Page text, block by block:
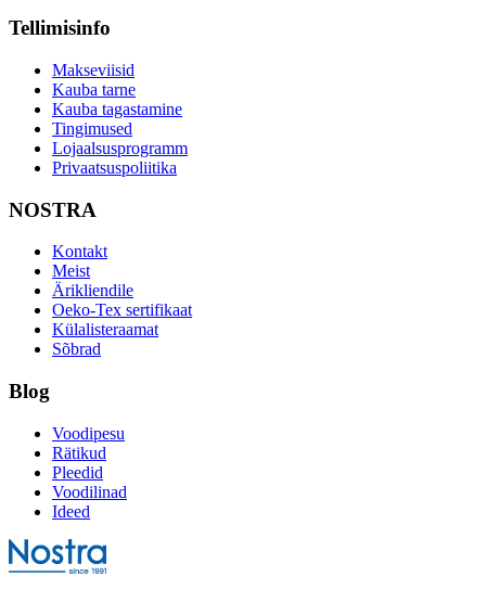
Tellimisinfo
Makseviisid
Kauba tarne
Kauba tagastamine
Tingimused
Lojaalsusprogramm
Privaatsuspoliitika
NOSTRA
Kontakt
Meist
Ärikliendile
Oeko-Tex sertifikaat
Külalisteraamat
Sõbrad
Blog
Voodipesu
Rätikud
Pleedid
Voodilinad
Ideed